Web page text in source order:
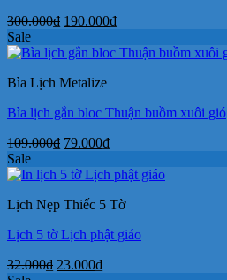
300.000₫ Giá
là:
190.000₫Giá
tại
Sale
Bìa Lịch Metalize
Bìa lịch gắn bloc Thuận buồm xuôi gió
109.000₫ Giá
là:
79.000₫Giá
tại
79.000₫.
Sale
Lịch Nẹp Thiếc 5 Tờ
Lịch 5 tờ Lịch phật giáo
32.000₫ Giá
23.000₫Giá